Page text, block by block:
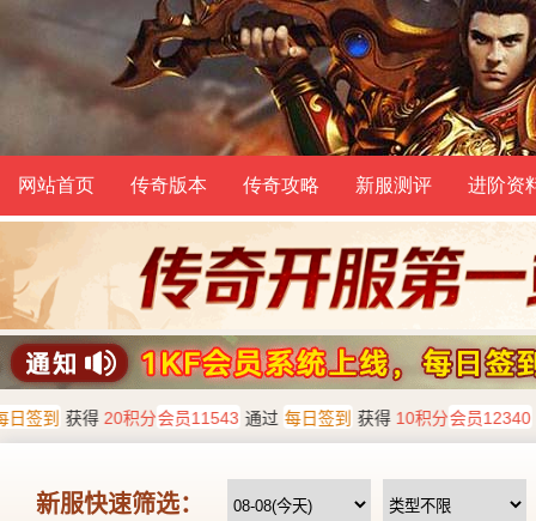
网站首页 传奇版本 传奇攻略 新服测评 进阶资